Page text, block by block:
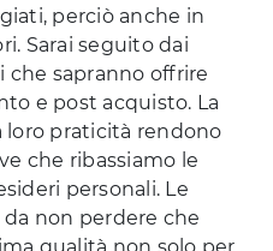
perciò anche in
Sarai seguito dai
sapranno offrire
e post acquisto. La
praticità rendono
che ribassiamo le
personali. Le
non perdere che